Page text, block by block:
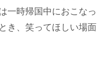
一時帰国中におこなっ
き、笑ってほしい場面